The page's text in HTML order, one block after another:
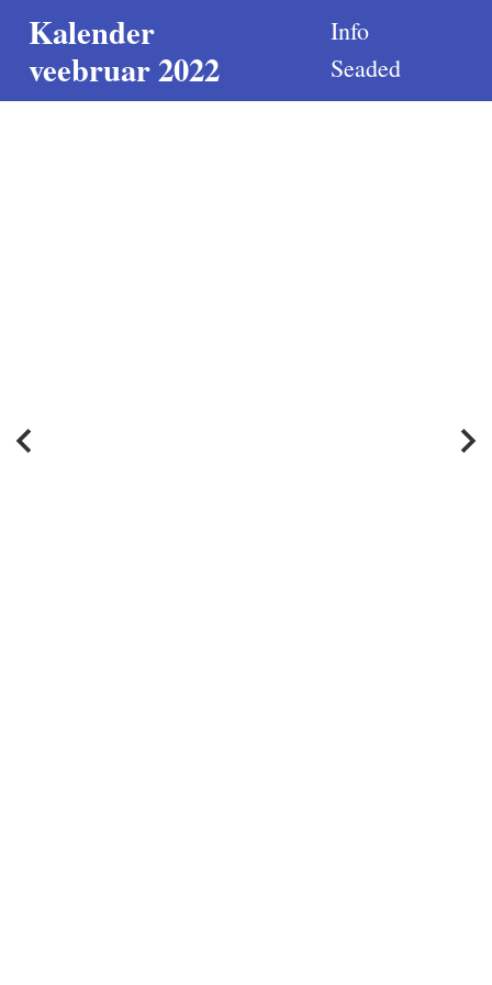
Kalender
veebruar 2022
Info
Seaded